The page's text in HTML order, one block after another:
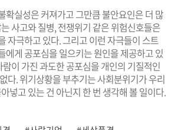
확실성은 커져가고 그만큼 불안요인은 더 많
사고와 질병, 전쟁위기 같은 위험신호들은
자극하고 있다. 그리고 이런 자극들이 스트
에게 공포심을 일으키는 원인을 제공하고 있
이 가진 과도한 공포심을 개인의 기질적인
다. 위기상황을 부추기는 사회분위기가 우리
넣고 있는 건 아닌지 한 번 생각해 볼 일이다.